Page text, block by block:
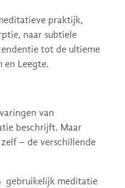
praktijk,
naar subtiele
tot de ultieme
en Leegte.
van
beschrijft. Maar
– de verschillende
gebruikelijk meditatie